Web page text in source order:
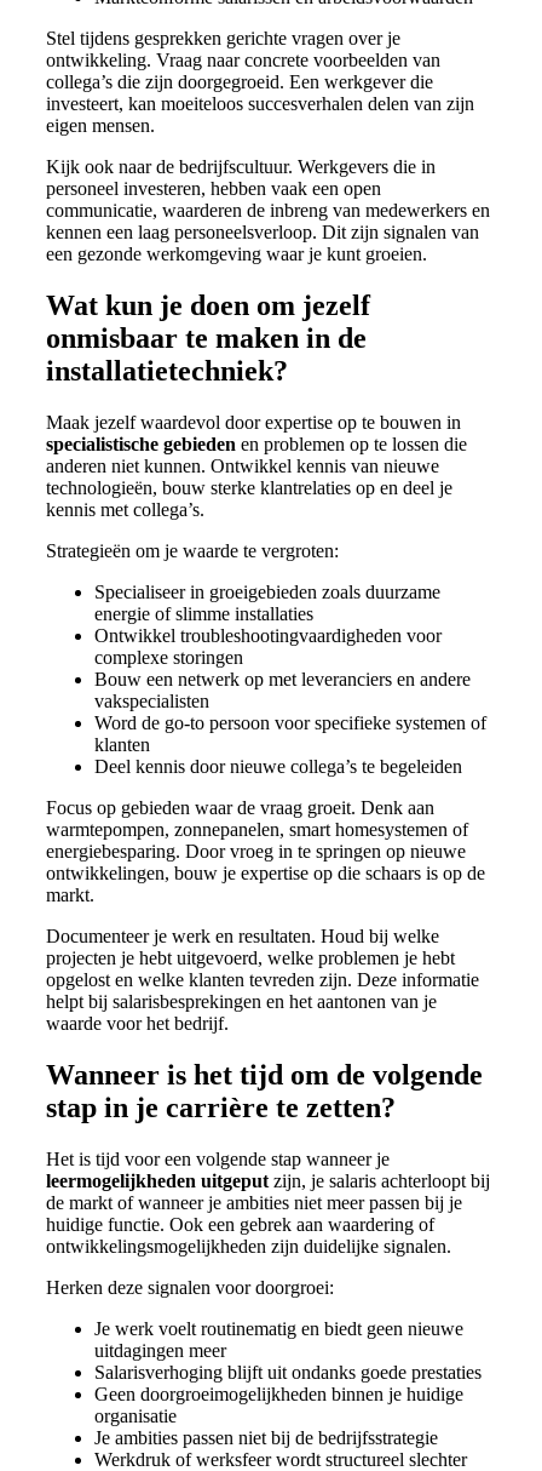
Stel tijdens gesprekken gerichte vragen over je
ontwikkeling. Vraag naar concrete voorbeelden van
collega’s die zijn doorgegroeid. Een werkgever die
investeert, kan moeiteloos succesverhalen delen van zijn
eigen mensen.
Kijk ook naar de bedrijfscultuur. Werkgevers die in
personeel investeren, hebben vaak een open
communicatie, waarderen de inbreng van medewerkers en
kennen een laag personeelsverloop. Dit zijn signalen van
een gezonde werkomgeving waar je kunt groeien.
Wat kun je doen om jezelf
onmisbaar te maken in de
installatietechniek?
Maak jezelf waardevol door expertise op te bouwen in
specialistische gebieden en problemen op te lossen die
anderen niet kunnen. Ontwikkel kennis van nieuwe
technologieën, bouw sterke klantrelaties op en deel je
kennis met collega’s.
Strategieën om je waarde te vergroten:
Specialiseer in groeigebieden zoals duurzame
energie of slimme installaties
Ontwikkel troubleshootingvaardigheden voor
complexe storingen
Bouw een netwerk op met leveranciers en andere
vakspecialisten
Word de go-to persoon voor specifieke systemen of
klanten
Deel kennis door nieuwe collega’s te begeleiden
Focus op gebieden waar de vraag groeit. Denk aan
warmtepompen, zonnepanelen, smart homesystemen of
energiebesparing. Door vroeg in te springen op nieuwe
ontwikkelingen, bouw je expertise op die schaars is op de
markt.
Documenteer je werk en resultaten. Houd bij welke
projecten je hebt uitgevoerd, welke problemen je hebt
opgelost en welke klanten tevreden zijn. Deze informatie
helpt bij salarisbesprekingen en het aantonen van je
waarde voor het bedrijf.
Wanneer is het tijd om de volgende
stap in je carrière te zetten?
Het is tijd voor een volgende stap wanneer je
leermogelijkheden uitgeput zijn, je salaris achterloopt bij
de markt of wanneer je ambities niet meer passen bij je
huidige functie. Ook een gebrek aan waardering of
ontwikkelingsmogelijkheden zijn duidelijke signalen.
Herken deze signalen voor doorgroei:
Je werk voelt routinematig en biedt geen nieuwe
uitdagingen meer
Salarisverhoging blijft uit ondanks goede prestaties
Geen doorgroeimogelijkheden binnen je huidige
organisatie
Je ambities passen niet bij de bedrijfsstrategie
Werkdruk of werksfeer wordt structureel slechter